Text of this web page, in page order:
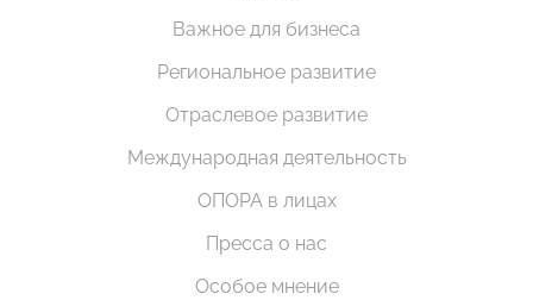
Важное для бизнеса
Региональное развитие
Отраслевое развитие
Международная деятельность
ОПОРА в лицах
Пресса о нас
Особое мнение